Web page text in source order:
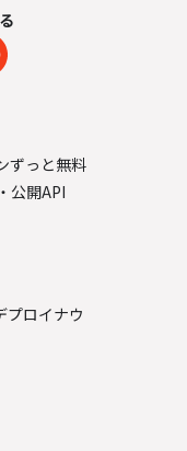
ずっと無料
公開API
プロイナウ